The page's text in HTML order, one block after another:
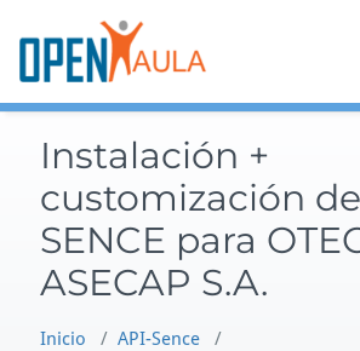
contenido
Instalación +
customización
SENCE para
ASECAP S.A.
Inicio / API-Sence /